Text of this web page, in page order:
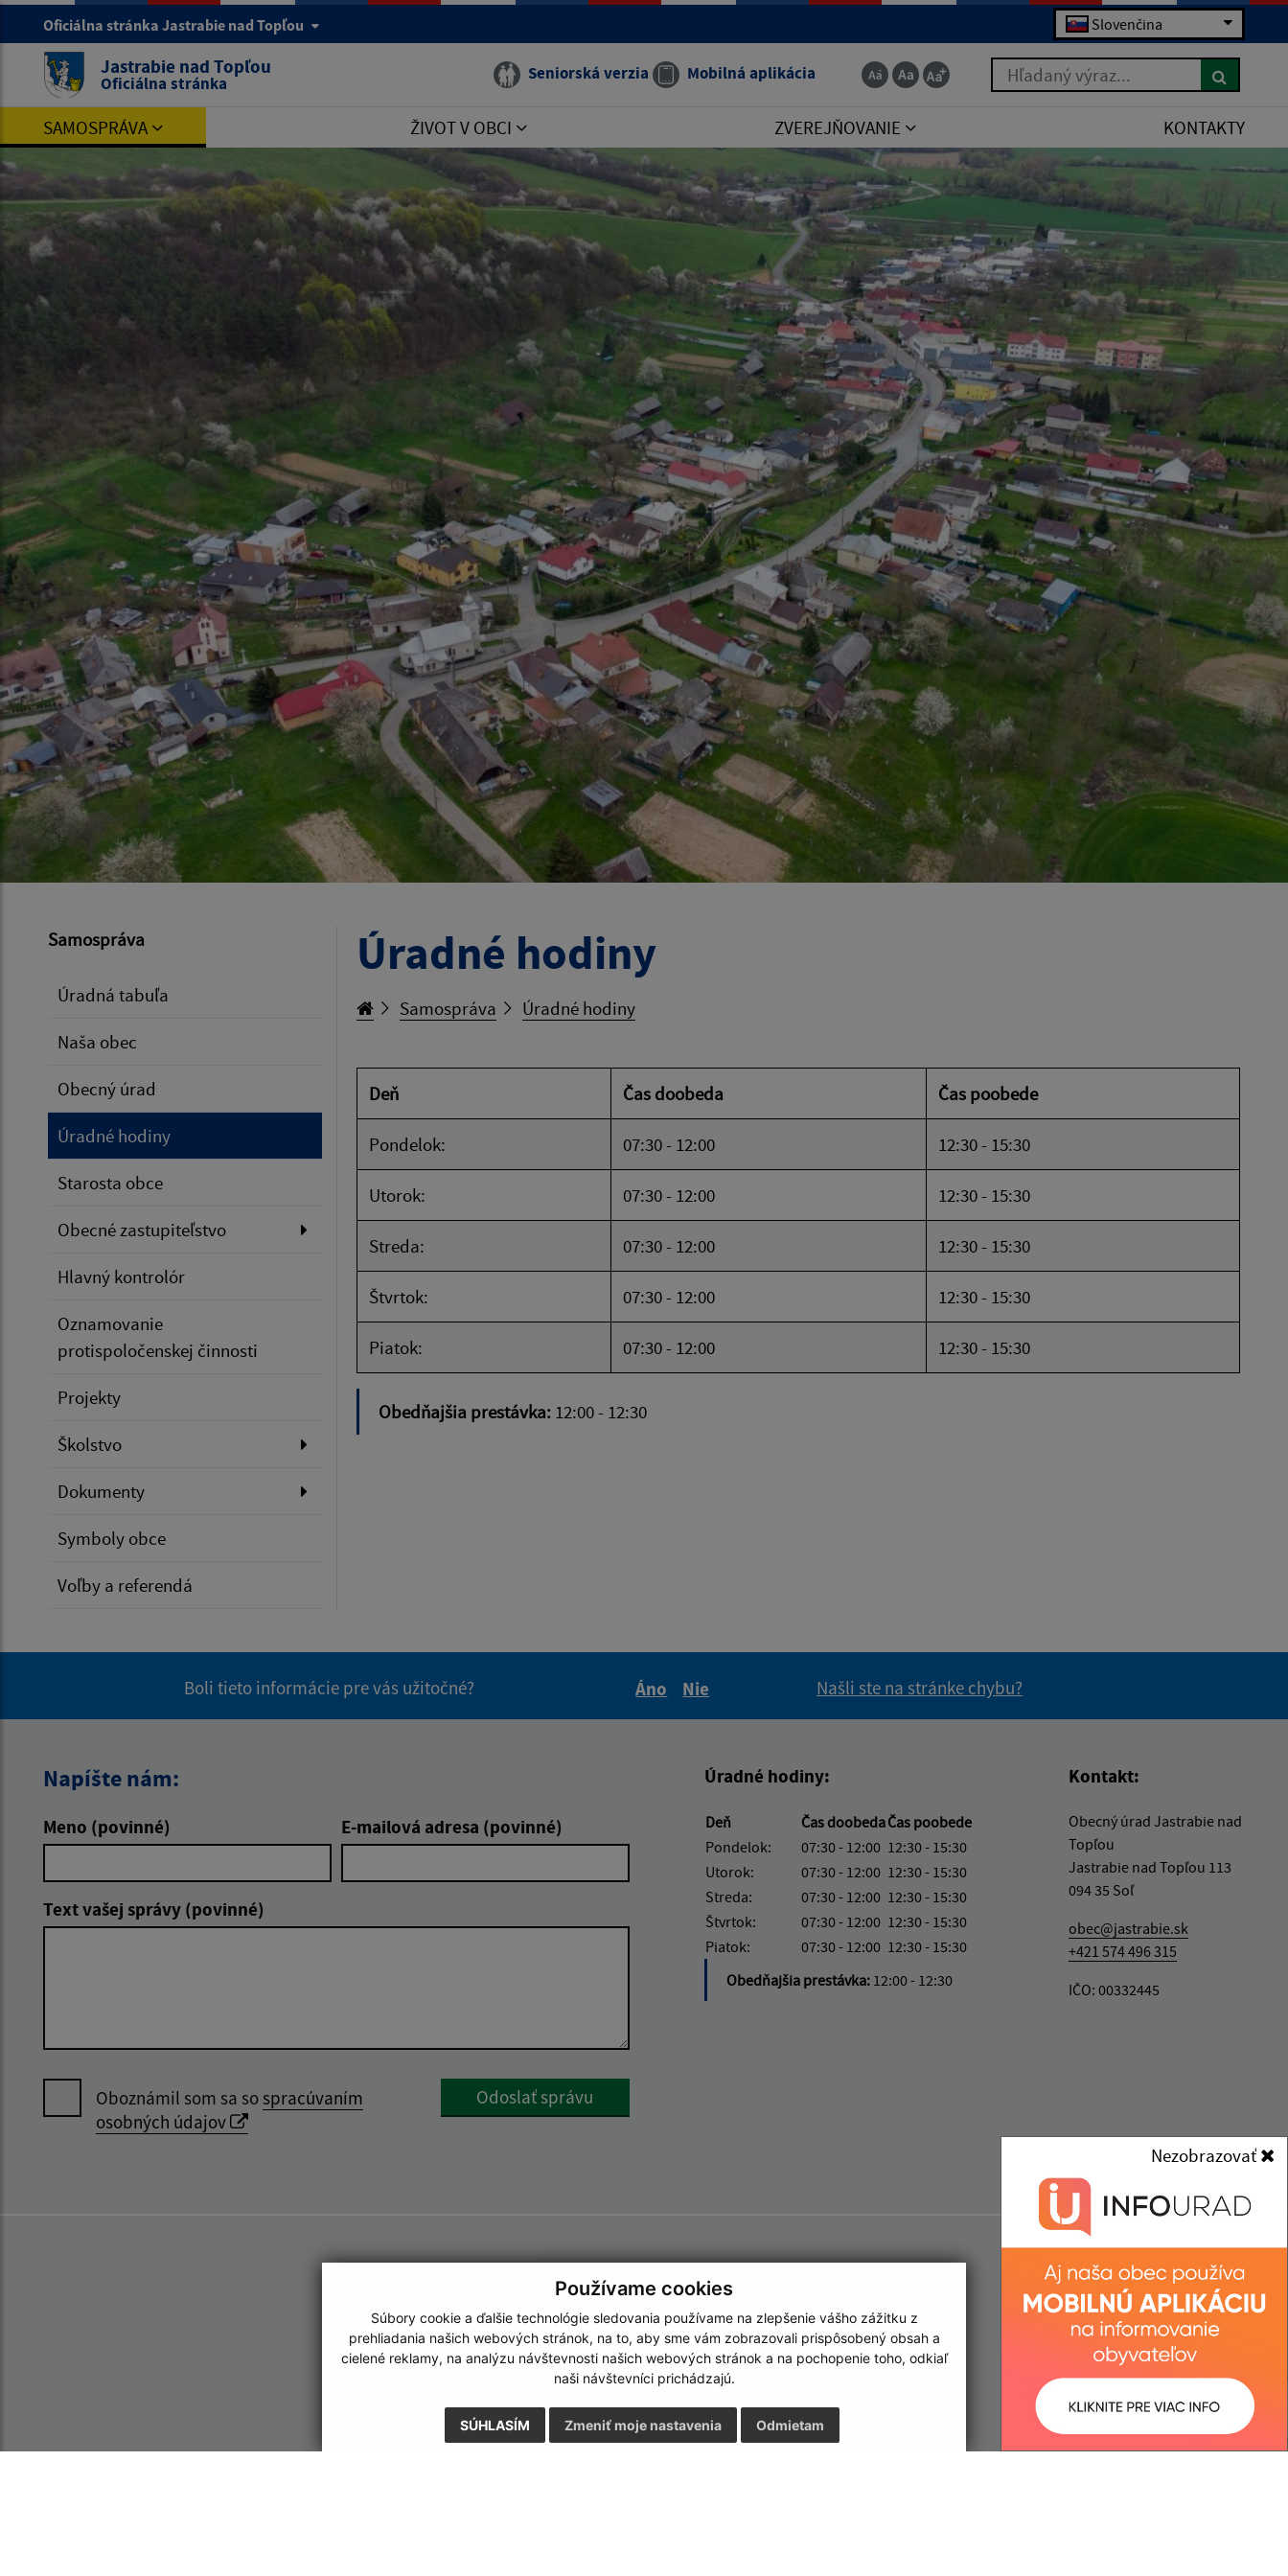
Používame cookies
Súbory cookie a ďalšie technológie sledovania používame na zlepšenie vášho zážitku z
prehliadania našich webových stránok, na to, aby sme vám zobrazovali prispôsobený obsah a
cielené reklamy, na analýzu návštevnosti našich webových stránok a na pochopenie toho, odkiaľ
naši návštevníci prichádzajú.
SÚHLASÍM Odmietam
Zmeniť moje nastavenia
Nezobrazovať
Oficiálna stránka Jastrabie nad Topľou Slovenčina
Jastrabie nad Topľou
Oficiálna stránka Seniorská verzia Mobilná aplikácia Hľadaný výraz...
SAMOSPRÁVA ŽIVOT V OBCI ZVEREJŇOVANIE KONTAKTY
Samospráva
Úradná tabuľa
Naša obec
Obecný úrad
Úradné hodiny
Starosta obce
Obecné zastupiteľstvo
Hlavný kontrolór
Oznamovanie
protispoločenskej činnosti
Projekty
Školstvo
Dokumenty
Symboly obce
Voľby a referendá
Úradné hodiny
Samospráva Úradné hodiny
Deň Čas doobeda Čas poobede
Pondelok: 07:30 - 12:00 12:30 - 15:30
Utorok: 07:30 - 12:00 12:30 - 15:30
Streda: 07:30 - 12:00 12:30 - 15:30
Štvrtok: 07:30 - 12:00 12:30 - 15:30
Piatok: 07:30 - 12:00 12:30 - 15:30
Obedňajšia prestávka: 12:00 - 12:30
Boli tieto informácie pre vás užitočné?
Áno
Nie
Našli ste na stránke chybu?
Napíšte nám:
Meno (povinné) E-mailová adresa (povinné)
Text vašej správy (povinné)
Oboznámil som sa sospracúvaním
osobných údajov
Odoslať správu
Úradné hodiny:
Deň Čas doobedaČas poobede
Pondelok:
07:30 - 12:00 12:30 - 15:30
Utorok:
07:30 - 12:00 12:30 - 15:30
Streda:
07:30 - 12:00 12:30 - 15:30
Štvrtok:
07:30 - 12:00 12:30 - 15:30
Piatok:
07:30 - 12:00 12:30 - 15:30
Obedňajšia prestávka: 12:00 - 12:30
Kontakt:
Obecný úrad Jastrabie nad
Topľou
Jastrabie nad Topľou 113
094 35 Soľ
obec@jastrabie.sk
+421 574 496 315
IČO: 00332445